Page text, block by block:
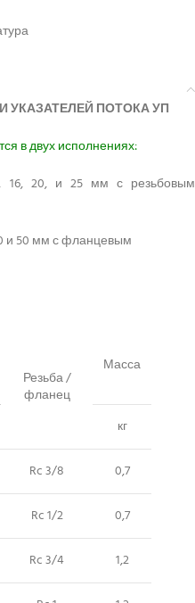
УКАЗАТЕЛЕЙ ПОТОКА УП
в двух исполнениях:
16, 20, и 25 мм с резьбовым
и 50 мм с фланцевым
Резьба /
фланец
Масса
кг
Rc 3/8 0,7
Rc 1/2 0,7
Rc 3/4 1,2